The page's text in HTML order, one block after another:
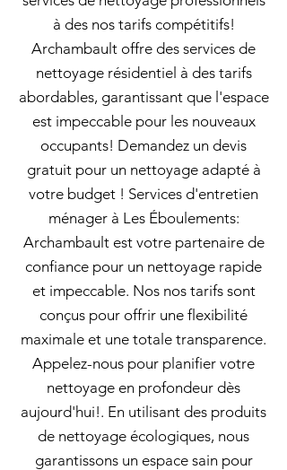
à des nos tarifs compétitifs!
Archambault offre des services de
nettoyage résidentiel à des tarifs
abordables, garantissant que l'espace
est impeccable pour les nouveaux
occupants! Demandez un devis
gratuit pour un nettoyage adapté à
votre budget ! Services d'entretien
ménager à Les Éboulements:
Archambault est votre partenaire de
confiance pour un nettoyage rapide
et impeccable. Nos nos tarifs sont
conçus pour offrir une flexibilité
maximale et une totale transparence.
Appelez-nous pour planifier votre
nettoyage en profondeur dès
aujourd'hui!. En utilisant des produits
de nettoyage écologiques, nous
garantissons un espace sain pour